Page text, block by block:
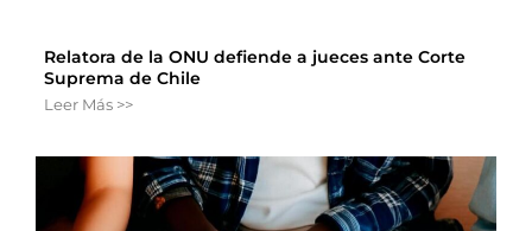
Relatora de la ONU defiende a jueces ante Corte
Suprema de Chile
Leer Más >>